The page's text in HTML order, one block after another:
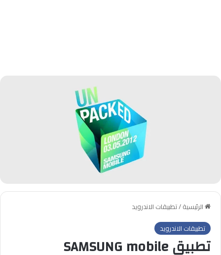
الرئيسية/تطبيقات الاندرويد
تطبيقات الاندرويد
تطبيق SAMSUNG mobile